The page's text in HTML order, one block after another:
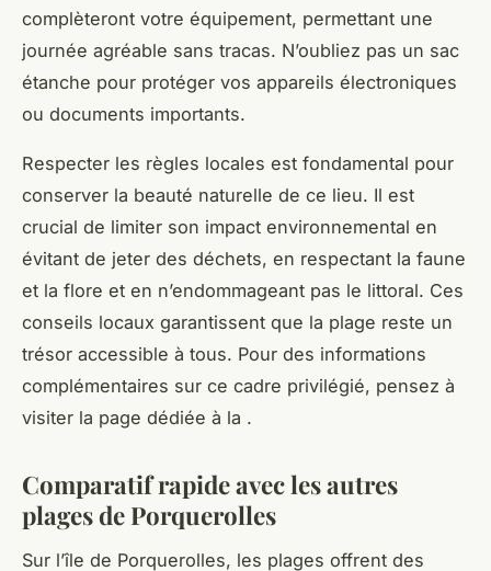
complèteront votre équipement, permettant une
journée agréable sans tracas. N’oubliez pas un sac
étanche pour protéger vos appareils électroniques
ou documents importants.
Respecter les règles locales est fondamental pour
conserver la beauté naturelle de ce lieu. Il est
crucial de limiter son impact environnemental en
évitant de jeter des déchets, en respectant la faune
et la flore et en n’endommageant pas le littoral. Ces
conseils locaux garantissent que la plage reste un
trésor accessible à tous. Pour des informations
complémentaires sur ce cadre privilégié, pensez à
visiter la page dédiée à la .
Comparatif rapide avec les autres
plages de Porquerolles
Sur l’île de Porquerolles, les plages offrent des